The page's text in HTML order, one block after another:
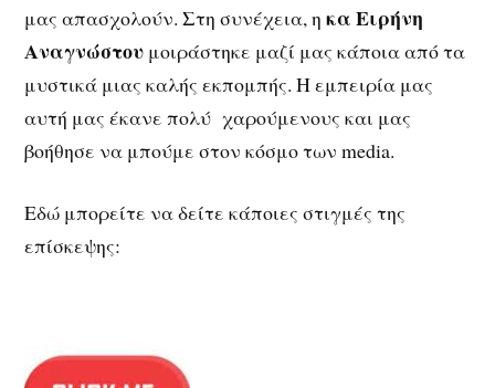
μας απασχολούν. Στη συνέχεια, η κα Ειρήνη
Αναγνώστου μοιράστηκε μαζί μας κάποια από τα
μυστικά μιας καλής εκπομπής. Η εμπειρία μας
αυτή μας έκανε πολύ χαρούμενους και μας
βοήθησε να μπούμε στον κόσμο των media.
Εδώ μπορείτε να δείτε κάποιες στιγμές της
επίσκεψης: